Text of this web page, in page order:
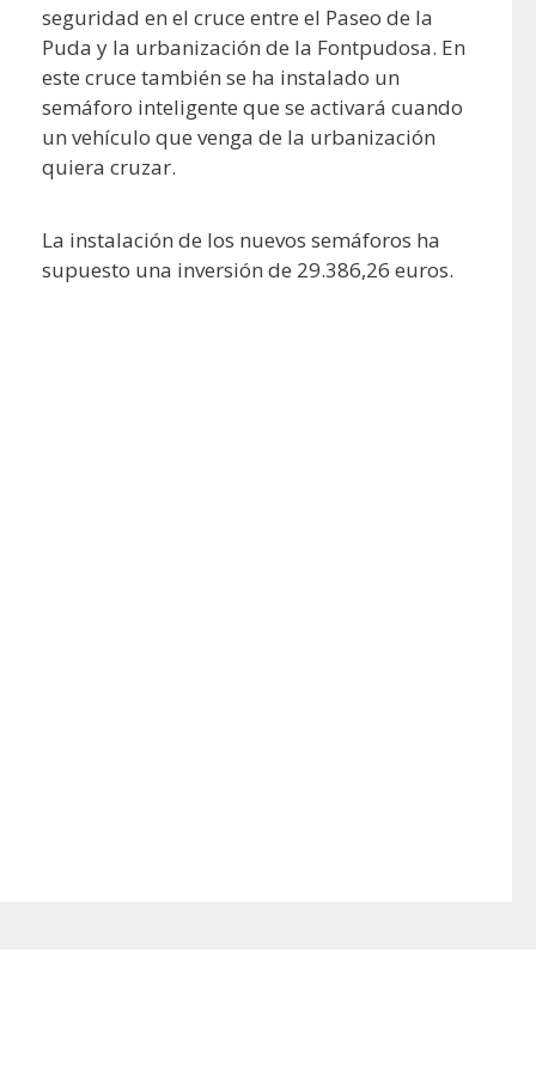
seguridad en el cruce entre el Paseo de la
Puda y la urbanización de la Fontpudosa. En
este cruce también se ha instalado un
semáforo inteligente que se activará cuando
un vehículo que venga de la urbanización
quiera cruzar.
La instalación de los nuevos semáforos ha
supuesto una inversión de 29.386,26 euros.